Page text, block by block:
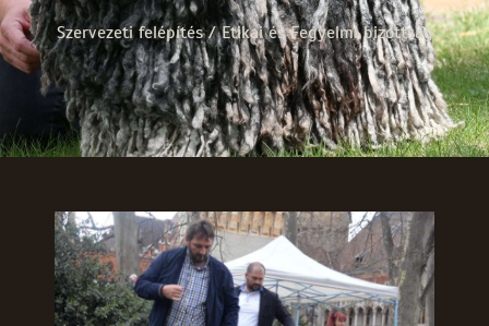
Szervezeti felépítés / Etikai és Fegyelmi bizottság